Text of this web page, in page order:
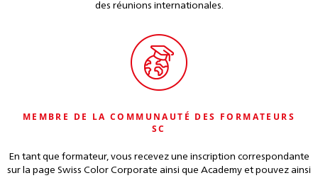
des réunions internationales.
MEMBRE DE LA COMMUNAUTÉ DES FORMATEURS
SC
En tant que formateur, vous recevez une inscription correspondante
sur la page Swiss Color Corporate ainsi que Academy et pouvez ainsi